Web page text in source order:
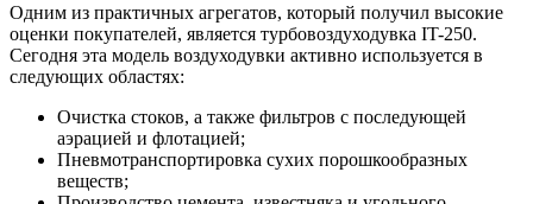
Одним из практичных агрегатов, который получил высокие
оценки покупателей, является турбовоздуходувка IT-250.
Сегодня эта модель воздуходувки активно используется в
следующих областях:
Очистка стоков, а также фильтров с последующей
аэрацией и флотацией;
Пневмотранспортировка сухих порошкообразных
веществ;